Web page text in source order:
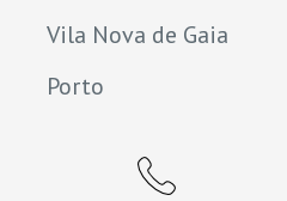
Vila Nova de Gaia
Porto